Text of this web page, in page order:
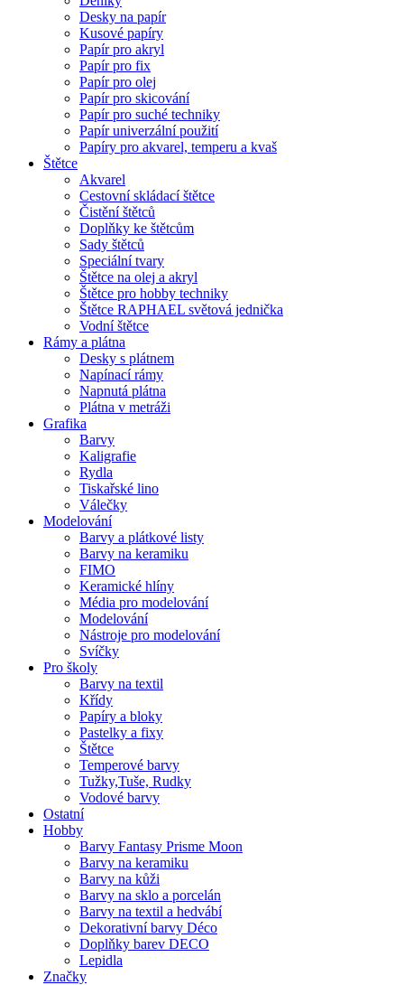
Desky na papír
Kusové papíry
Papír pro akryl
Papír pro fix
Papír pro olej
Papír pro skicování
Papír pro suché techniky
Papír univerzální použití
Papíry pro akvarel, temperu a kvaš
Štětce
Akvarel
Cestovní skládací štětce
Čistění štětců
Doplňky ke štětcům
Sady štětců
Speciální tvary
Štětce na olej a akryl
Štětce pro hobby techniky
Štětce RAPHAEL světová jednička
Vodní štětce
Rámy a plátna
Desky s plátnem
Napínací rámy
Napnutá plátna
Plátna v metráži
Grafika
Barvy
Kaligrafie
Rydla
Tiskařské lino
Válečky
Modelování
Barvy a plátkové listy
Barvy na keramiku
FIMO
Keramické hlíny
Média pro modelování
Modelování
Nástroje pro modelování
Svíčky
Pro školy
Barvy na textil
Křídy
Papíry a bloky
Pastelky a fixy
Štětce
Temperové barvy
Tužky,Tuše, Rudky
Vodové barvy
Ostatní
Hobby
Barvy Fantasy Prisme Moon
Barvy na keramiku
Barvy na kůži
Barvy na sklo a porcelán
Barvy na textil a hedvábí
Dekorativní barvy Déco
Doplňky barev DECO
Lepidla
Značky